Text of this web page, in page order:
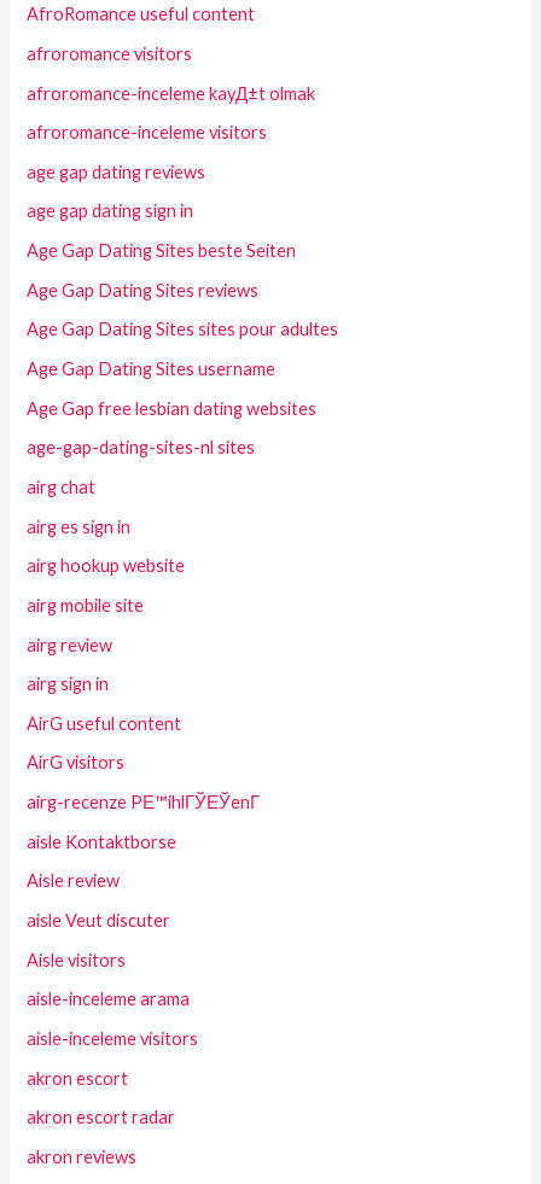
AfroRomance useful content
afroromance visitors
afroromance-inceleme kayД±t olmak
afroromance-inceleme visitors
age gap dating reviews
age gap dating sign in
Age Gap Dating Sites beste Seiten
Age Gap Dating Sites reviews
Age Gap Dating Sites sites pour adultes
Age Gap Dating Sites username
Age Gap free lesbian dating websites
age-gap-dating-sites-nl sites
airg chat
airg es sign in
airg hookup website
airg mobile site
airg review
airg sign in
AirG useful content
AirG visitors
airg-recenze PЕ™ihlГЎЕЎenГ­
aisle Kontaktborse
Aisle review
aisle Veut discuter
Aisle visitors
aisle-inceleme arama
aisle-inceleme visitors
akron escort
akron escort radar
akron reviews